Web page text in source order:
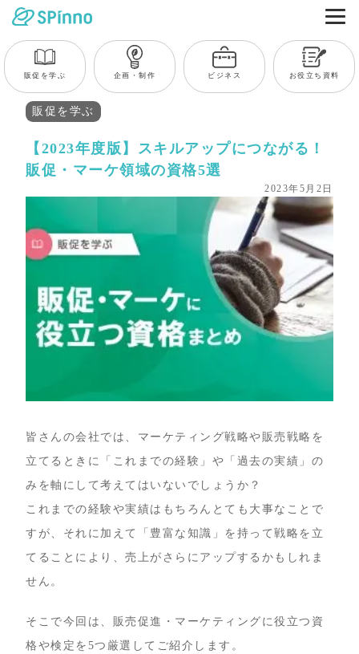
販促を学ぶ 企画・制作 ビジネス お役立ち資料
販促を学ぶ
【2023年度版】スキルアップにつながる！
販促・マーケ領域の資格5選
2023年5月2日
皆さんの会社では、マーケティング戦略や販売戦略を
立てるときに「これまでの経験」や「過去の実績」の
みを軸にして考えてはいないでしょうか？
これまでの経験や実績はもちろんとても大事なことで
すが、それに加えて「豊富な知識」を持って戦略を立
てることにより、売上がさらにアップするかもしれま
せん。
そこで今回は、販売促進・マーケティングに役立つ資
格や検定を5つ厳選してご紹介します。